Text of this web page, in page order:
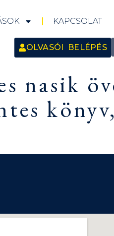
KAPCSOLAT
OLVASÓI BELÉPÉS
nasik